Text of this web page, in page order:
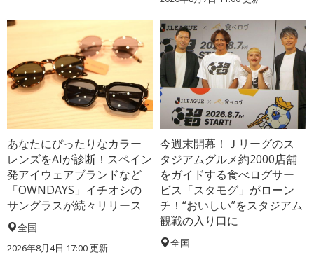
あなたにぴったりなカラー
レンズをAIが診断！スペイン
発アイウェアブランドなど
「OWNDAYS」イチオシの
サングラスが続々リリース
全国
2026年8月4日 17:00更新
今週末開幕！Ｊリーグのス
タジアムグルメ約2000店舗
をガイドする食べログサー
ビス「スタモグ」がローン
チ！“おいしい”をスタジアム
観戦の入り口に
全国